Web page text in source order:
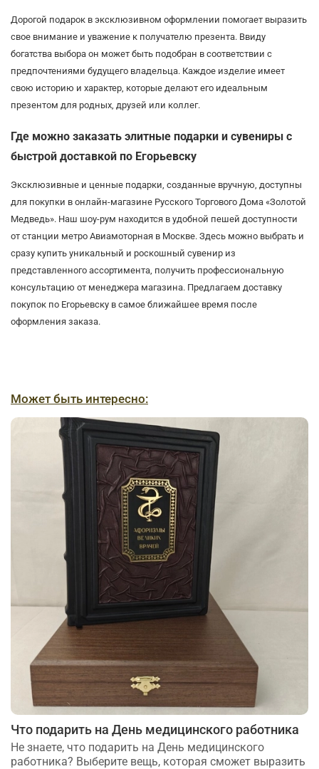
Дорогой подарок в эксклюзивном оформлении помогает выразить
свое внимание и уважение к получателю презента. Ввиду
богатства выбора он может быть подобран в соответствии с
предпочтениями будущего владельца. Каждое изделие имеет
свою историю и характер, которые делают его идеальным
презентом для родных, друзей или коллег.
Где можно заказать элитные подарки и сувениры с
быстрой доставкой по Егорьевску
Эксклюзивные и ценные подарки, созданные вручную, доступны
для покупки в онлайн-магазине Русского Торгового Дома «Золотой
Медведь». Наш шоу-рум находится в удобной пешей доступности
от станции метро Авиамоторная в Москве. Здесь можно выбрать и
сразу купить уникальный и роскошный сувенир из
представленного ассортимента, получить профессиональную
консультацию от менеджера магазина. Предлагаем доставку
покупок по Егорьевску в самое ближайшее время после
оформления заказа.
Может быть интересно:
Что подарить на День медицинского работника
Не знаете, что подарить на День медицинского
работника? Выберите вещь, которая сможет выразить